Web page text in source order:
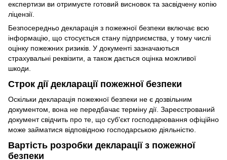
експертизи ви отримуєте готовий висновок та засвідчену копію
ліцензії.
Безпосередньо декларація з пожежної безпеки включає всю
інформацію, що стосується стану підприємства, у тому числі
оцінку пожежних ризиків. У документі зазначаються
страхувальні реквізити, а також дається оцінка можливої ​​
шкоди.
Строк дії декларації пожежної безпеки
Оскільки декларація пожежної безпеки не є дозвільним
документом, вона не передбачає терміну дії. Зареєстрований
документ свідчить про те, що суб'єкт господарювання офіційно
може займатися відповідною господарською діяльністю.
Вартість розробки декларації з пожежної
безпеки